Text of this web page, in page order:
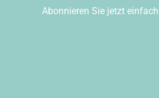
Abonnieren Sie jetzt